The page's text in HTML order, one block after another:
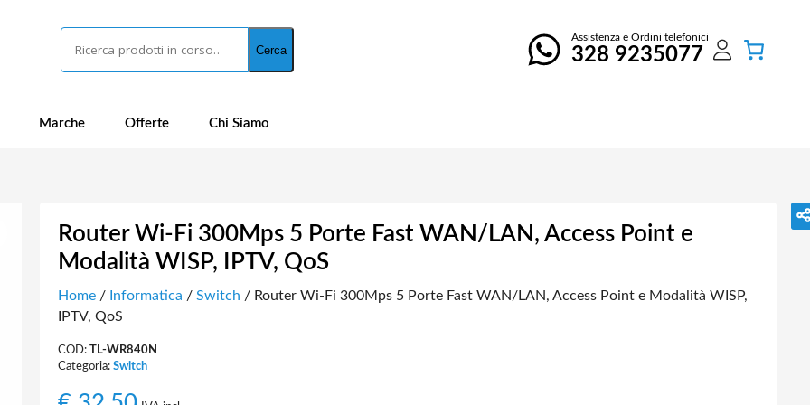
Cerca
Assistenza e Ordini telefonici
328 9235077
Marche Offerte Chi Siamo
Router Wi-Fi 300Mps 5 Porte Fast WAN/LAN, Access Point e
Modalità WISP, IPTV, QoS
Home/ Informatica / Switch / Router Wi-Fi 300Mps 5 Porte Fast WAN/LAN, Access Point e Modalità WISP,
IPTV, QoS
COD: TL-WR840N
Categoria: Switch